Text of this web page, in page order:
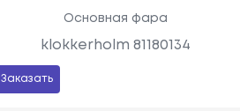
Основная фара
klokkerholm 81180134
Заказать